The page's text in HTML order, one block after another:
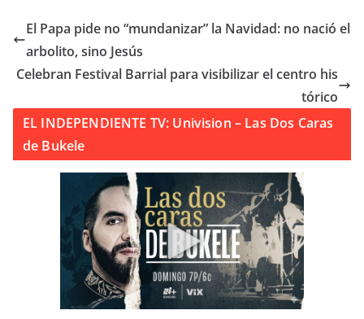
El Papa pide no “mundanizar” la Navidad: no nació el
arbolito, sino Jesús
Celebran Festival Barrial para visibilizar el centro his
tórico
EL INDEPENDIENTE TV: Univision – Las Dos Caras
de Bukele